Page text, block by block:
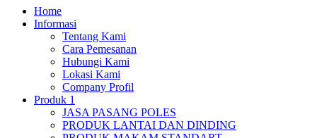
Home
Informasi
Tentang Kami
Cara Pemesanan
Hubungi Kami
Lokasi Kami
Company Profil
Produk 1
JASA PASANG POLES
PRODUK LANTAI DAN DINDING